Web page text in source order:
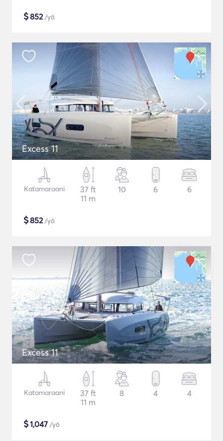
$852/yö
Excess 11
Katamaraani
37 ft
11 m
10 6 6
$852/yö
Excess 11
Katamaraani
37 ft
11 m
8 4 4
$1,047 /yö